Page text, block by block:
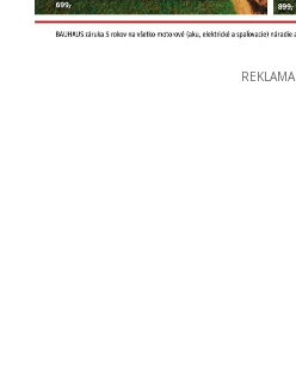
REKLAMA